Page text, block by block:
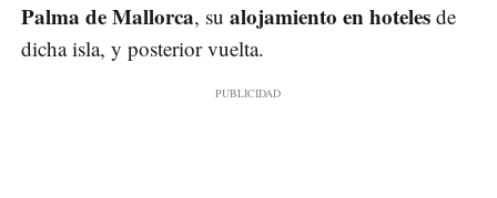
Palma de Mallorca, su alojamiento en hoteles de
dicha isla, y posterior vuelta.